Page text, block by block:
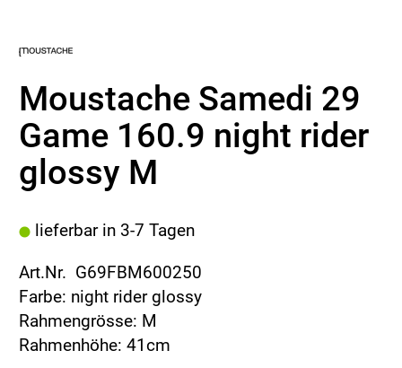
Moustache Samedi 29
Game 160.9 night rider
glossy M
lieferbar in 3-7 Tagen
Art.Nr. G69FBM600250
Farbe: night rider glossy
Rahmengrösse: M
Rahmenhöhe: 41cm